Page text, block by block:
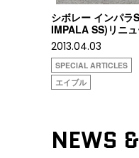
シボレー インパラ
IMPALA SS)リニ
2013.04.03
SPECIAL ARTICLES
エイブル
NEWS